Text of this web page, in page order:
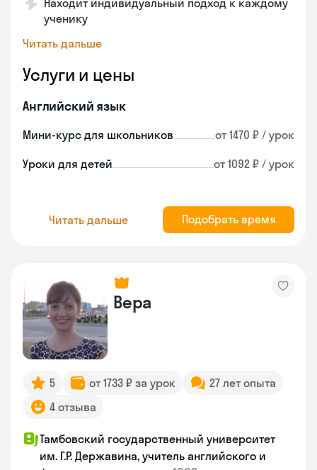
Находит индивидуальный подход к каждому
ученику
Читать дальше
Услуги и цены
Английский язык
Мини-курс для школьников от 1470 ₽ / урок
Уроки для детей от 1092 ₽ / урок
Читать дальше Подобрать время
Вера
5 от 1733 ₽ за урок
27 лет опыта
4 отзыва
Тамбовский государственный университет
им. Г.Р. Державина, учитель английского и